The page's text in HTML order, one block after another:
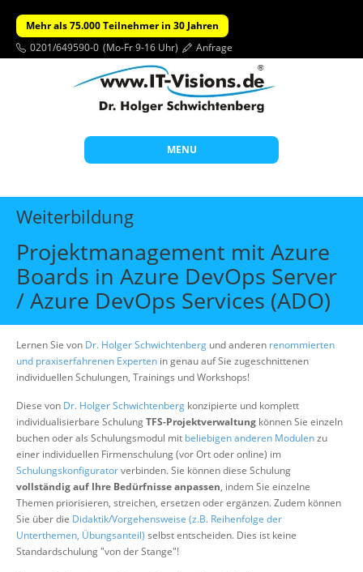
Mehr als 75.000 Teilnehmer in 30 Jahren
0201/649590-0 (Mo-Fr 9-16 Uhr) Anfrage
MENU
Start
Themen
Beratung
Individuelle Schulungen
Offene Seminare
Wissen
Über uns
Suche
Weiterbildung
Projektmanagement mit Azure
Boards in Azure DevOps Server
/ Azure DevOps Services (ADO)
Lernen Sie von Dr. Holger Schwichtenberg und anderen renommierten
und praxiserfahrenen Experten in genau auf Sie zugeschnittenen
individuellen Schulungen, Trainings und Workshops!
Diese von Dr. Holger Schwichtenberg konzipierte und komplett
individualisierbare SchulungTFS-Projektverwaltung können Sie einzeln
buchen oder als Schulungsmodul mit beliebigen anderen Modulenzu
einer individuellen Firmenschulung (vor Ort oder online) im
Schulungskonfiguratorverbinden. Sie können diese Schulung
vollständig auf Ihre Bedürfnisse anpassen, indem Sie einzelne
Themen priorisieren, streichen, ersetzen oder ergänzen. Zudem können
Sie über die Didaktik/Vorgehensweise (z.B. Reihenfolge der
Unterthemen, Übungsanteil) selbst entscheiden. Dies ist keine
Standardschulung "von der Stange"!